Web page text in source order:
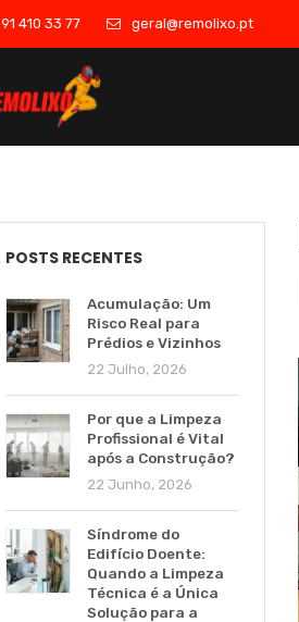
91 410 33 77 geral@remolixo.pt
POSTS RECENTES
Acumulação: Um
Risco Real para
Prédios e Vizinhos
22 Julho, 2026
Por que a Limpeza
Profissional é Vital
após a Construção?
22 Junho, 2026
Síndrome do
Edifício Doente:
Quando a Limpeza
Técnica é a Única
Solução para a